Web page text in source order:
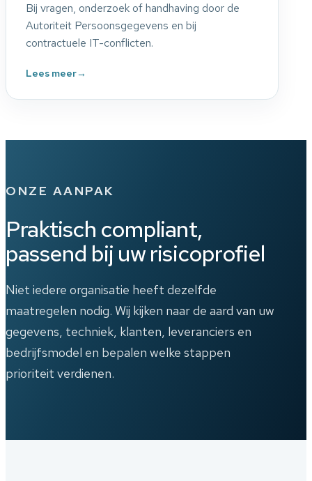
Bij vragen, onderzoek of handhaving door de
Autoriteit Persoonsgegevens en bij
contractuele IT-conflicten.
Lees meer→
ONZE AANPAK
Praktisch compliant,
passend bij uw risicoprofiel
Niet iedere organisatie heeft dezelfde
maatregelen nodig. Wij kijken naar de aard van uw
gegevens, techniek, klanten, leveranciers en
bedrijfsmodel en bepalen welke stappen
prioriteit verdienen.